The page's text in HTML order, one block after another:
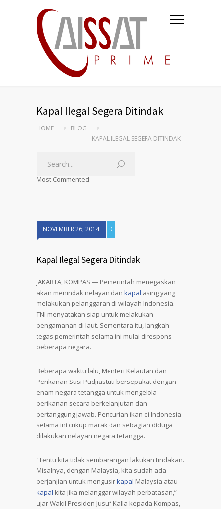
Kapal Ilegal Segera Ditindak
HOME
BLOG
KAPAL ILEGAL SEGERA DITINDAK
Most Commented
NOVEMBER 26, 2014 0
Kapal Ilegal Segera Ditindak
JAKARTA, KOMPAS — Pemerintah menegaskan
akan menindak nelayan dan kapal asing yang
melakukan pelanggaran di wilayah Indonesia.
TNI menyatakan siap untuk melakukan
pengamanan di laut. Sementara itu, langkah
tegas pemerintah selama ini mulai direspons
beberapa negara.
Beberapa waktu lalu, Menteri Kelautan dan
Perikanan Susi Pudjiastuti bersepakat dengan
enam negara tetangga untuk mengelola
perikanan secara berkelanjutan dan
bertanggung jawab. Pencurian ikan di Indonesia
selama ini cukup marak dan sebagian diduga
dilakukan nelayan negara tetangga.
”Tentu kita tidak sembarangan lakukan tindakan.
Misalnya, dengan Malaysia, kita sudah ada
perjanjian untuk mengusirkapal Malaysia atau
kapal kita jika melanggar wilayah perbatasan,”
ujar Wakil Presiden Jusuf Kalla kepada Kompas,